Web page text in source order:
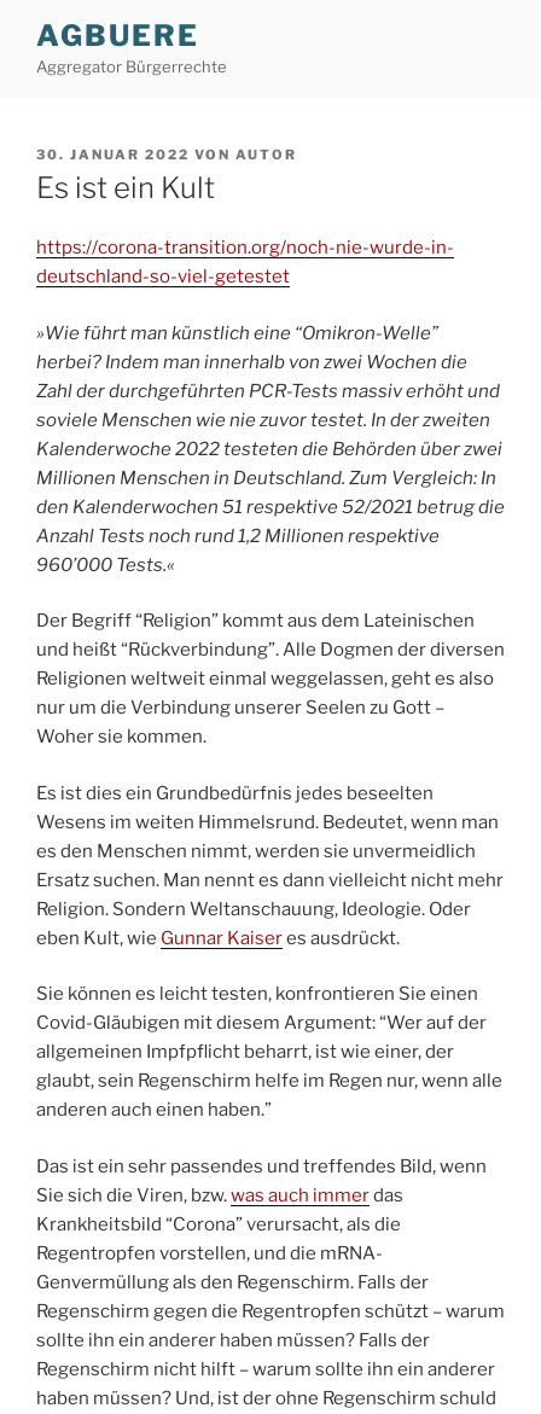
Inhalt
springen
AGBUERE
Aggregator Bürgerrechte
VERÖFFENTLICHT
AM
30. JANUAR 2022 VON AUTOR
Es ist ein Kult
https://corona-transition.org/noch-nie-wurde-in-
deutschland-so-viel-getestet
»Wie führt man künstlich eine “Omikron-Welle”
herbei? Indem man innerhalb von zwei Wochen die
Zahl der durchgeführten PCR-Tests massiv erhöht und
soviele Menschen wie nie zuvor testet. In der zweiten
Kalenderwoche 2022 testeten die Behörden über zwei
Millionen Menschen in Deutschland. Zum Vergleich: In
den Kalenderwochen 51 respektive 52/2021 betrug die
Anzahl Tests noch rund 1,2 Millionen respektive
960’000 Tests.«
Der Begriff “Religion” kommt aus dem Lateinischen
und heißt “Rückverbindung”. Alle Dogmen der diversen
Religionen weltweit einmal weggelassen, geht es also
nur um die Verbindung unserer Seelen zu Gott –
Woher sie kommen.
Es ist dies ein Grundbedürfnis jedes beseelten
Wesens im weiten Himmelsrund. Bedeutet, wenn man
es den Menschen nimmt, werden sie unvermeidlich
Ersatz suchen. Man nennt es dann vielleicht nicht mehr
Religion. Sondern Weltanschauung, Ideologie. Oder
eben Kult, wie Gunnar Kaiseres ausdrückt.
Sie können es leicht testen, konfrontieren Sie einen
Covid-Gläubigen mit diesem Argument: “Wer auf der
allgemeinen Impfpflicht beharrt, ist wie einer, der
glaubt, sein Regenschirm helfe im Regen nur, wenn alle
anderen auch einen haben.”
Das ist ein sehr passendes und treffendes Bild, wenn
Sie sich die Viren, bzw.was auch immerdas
Krankheitsbild “Corona” verursacht, als die
Regentropfen vorstellen, und die mRNA-
Genvermüllung als den Regenschirm. Falls der
Regenschirm gegen die Regentropfen schützt – warum
sollte ihn ein anderer haben müssen? Falls der
Regenschirm nicht hilft – warum sollte ihn ein anderer
haben müssen? Und, ist der ohne Regenschirm schuld